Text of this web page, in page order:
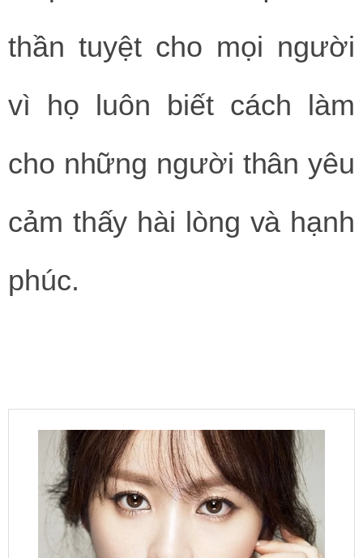
thần tuyệt cho mọi người
vì họ luôn biết cách làm
cho những người thân yêu
cảm thấy hài lòng và hạnh
phúc.